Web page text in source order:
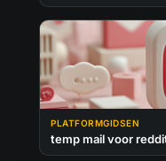
PLATFORMGIDSEN
temp mail voor